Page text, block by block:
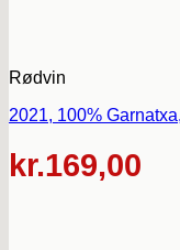
Rødvin
2021, 100%
kr.169,00